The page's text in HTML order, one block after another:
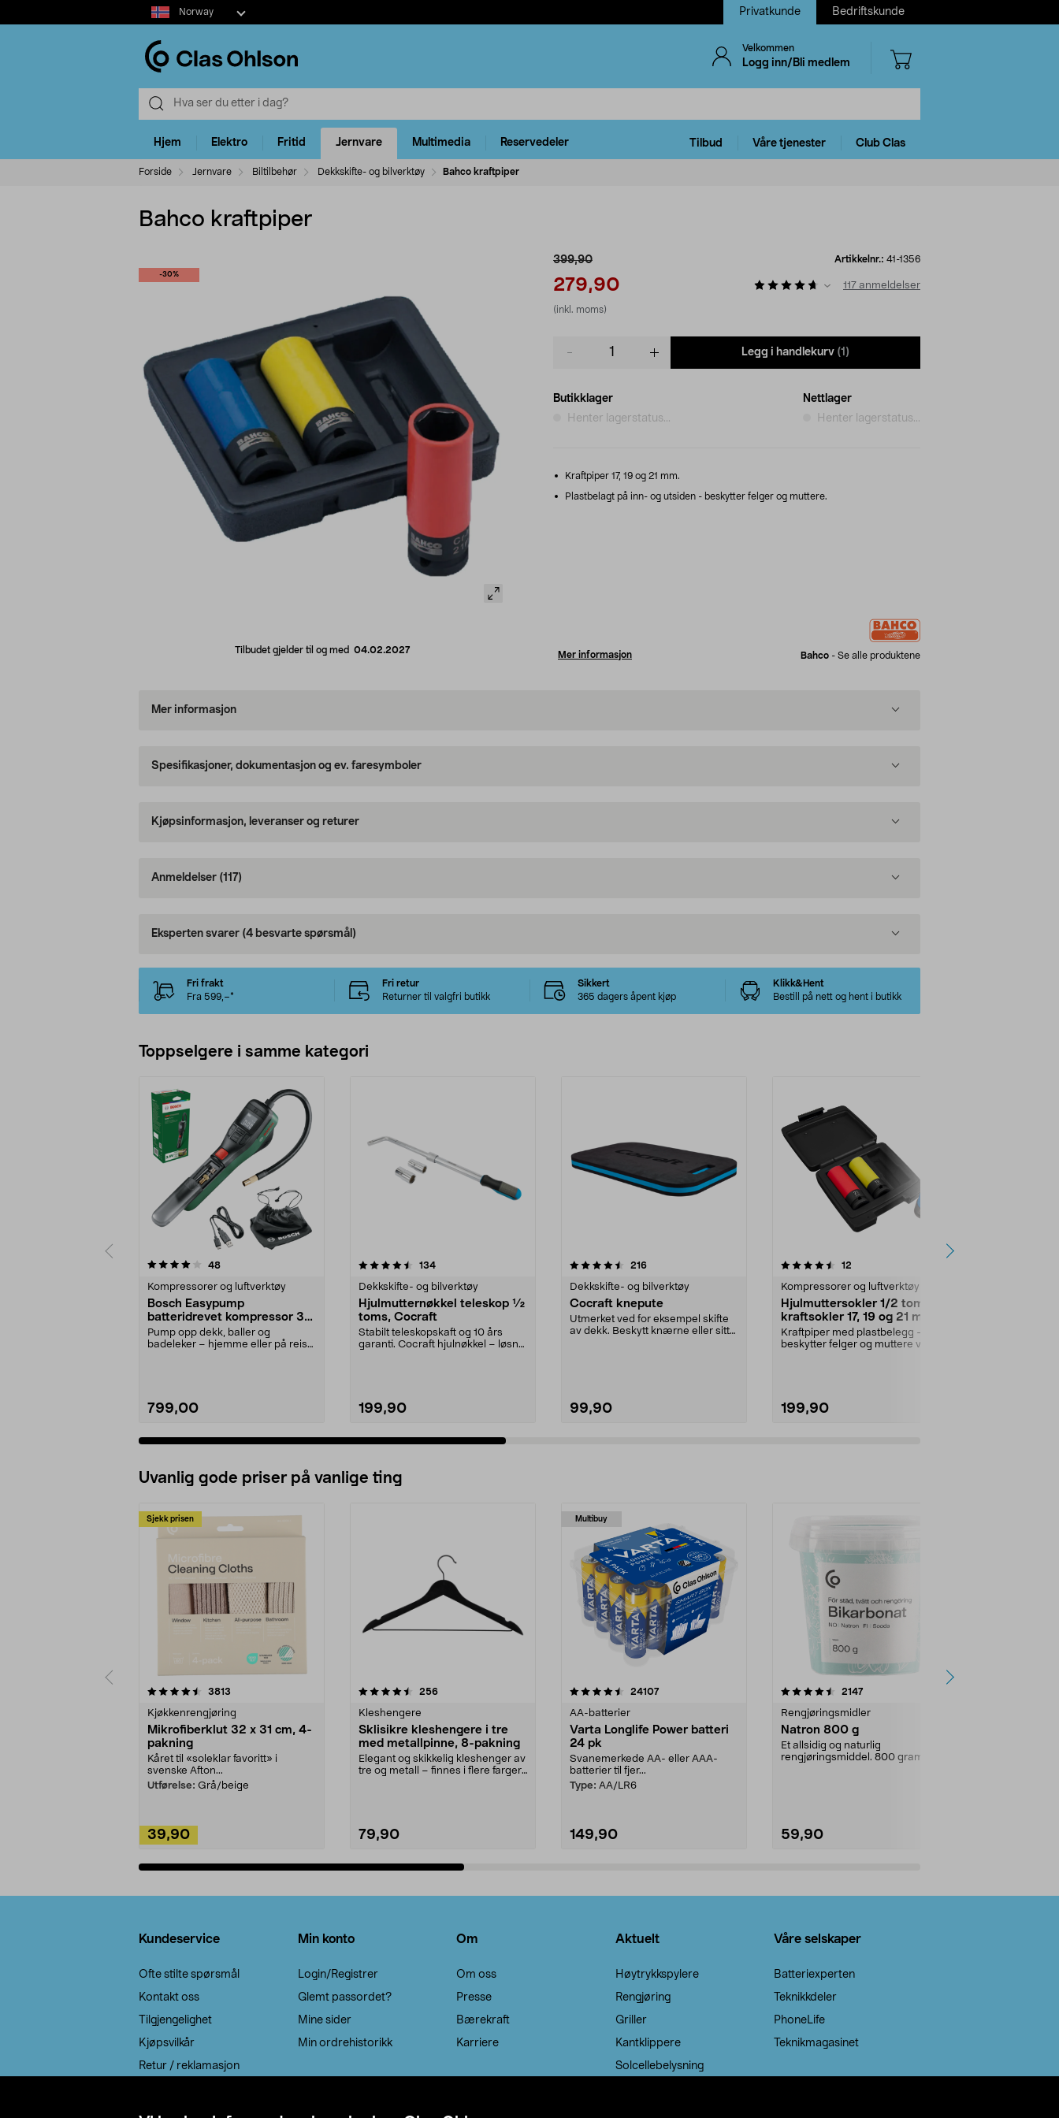
Select
market
Norway Privatkunde Bedriftskunde
Velkommen
Logg inn/Bli medlem
Hjem Elektro Fritid Jernvare Multimedia Reservedeler Tilbud Våre tjenester Club Clas
Forside Jernvare Biltilbehør Dekkskifte- og bilverktøy Bahco kraftpiper
Bahco kraftpiper
-30%
Tilbudet gjelder til og med 04.02.2027
399,90
279,90
(inkl. moms)
Artikkelnr.: 41-1356
117 anmeldelser
Legg i handlekurv (1)
Butikklager
Henter lagerstatus...
Nettlager
Henter lagerstatus...
Kraftpiper 17, 19 og 21 mm.
Plastbelagt på inn- og utsiden - beskytter felger og muttere.
Mer informasjon Bahco - Se alle produktene
Mer informasjon
Spesifikasjoner, dokumentasjon og ev. faresymboler
Kjøpsinformasjon, leveranser og returer
Anmeldelser (117)
Eksperten svarer (4 besvarte spørsmål)
Fri frakt
Fra 599,–*
Fri retur
Returner til valgfri butikk
Sikkert
365 dagers åpent kjøp
Klikk&Hent
Bestill på nett og hent i butikk
Toppselgere i samme kategori
48anmeldelser
Kompressorer og luftverktøy
Bosch Easypump
batteridrevet kompressor 3,6
V
Pump opp dekk, baller og
badeleker – hjemme eller på reise.
799,00
4.5 av 5 stjerner 134anmeldelser
Dekkskifte- og bilverktøy
Hjulmutternøkkel teleskop ½
toms, Cocraft
Stabilt teleskopskaft og 10 års
garanti. Cocraft hjulnøkkel – løsne
199,90
4.5 av 5 stjerner 216anmeldelser
Dekkskifte- og bilverktøy
Cocraft knepute
Utmerket ved for eksempel skifte
av dekk. Beskytt knærne eller sitt
99,90
4.5 av 5 stjerner 12
Kompressorer og luftverktøy
Hjulmuttersokler 1/2 tomme,
kraftsokler 17, 19 og 21 mm
Kraftpiper med plastbelegg –
beskytter felger og muttere ved
199,90
4.5 av 5 stjerner
Uvanlig gode priser på vanlige ting
Sjekk prisen
3813
Kjøkkenrengjøring
Mikrofiberklut 32 x 31 cm, 4-
pakning
Kåret til «soleklar favoritt» i
svenske Afton...
Utførelse: Grå/beige
39,90
4.5av 5 stjerner 256anmeldelser
Kleshengere
Sklisikre kleshengere i tre
med metallpinne, 8-pakning
Elegant og skikkelig kleshenger av
tre og metall – finnes i flere farger.
79,90
Multibuy
4.5av 5 stjerner 24107anmeldelser
AA-batterier
Varta Longlife Power batteri
24 pk
Svanemerkede AA- eller AAA-
batterier til fjer...
Type: AA/LR6
149,90
4.5av 5 stjerner 2147anmeldelser
Rengjøringsmidler
Natron 800 g
Et allsidig og naturlig
rengjøringsmiddel. 800 gram
59,90
4.0av 5 stjerner
Kundeservice
Ofte stilte spørsmål
Kontakt oss
Tilgjengelighet
Kjøpsvilkår
Retur / reklamasjon
Min konto
Login/Registrer
Glemt passordet?
Mine sider
Min ordrehistorikk
Om
Om oss
Presse
Bærekraft
Karriere
Aktuelt
Høytrykkspylere
Rengjøring
Griller
Kantklippere
Solcellebelysning
Våre selskaper
Batteriexperten
Teknikkdeler
PhoneLife
Teknikmagasinet